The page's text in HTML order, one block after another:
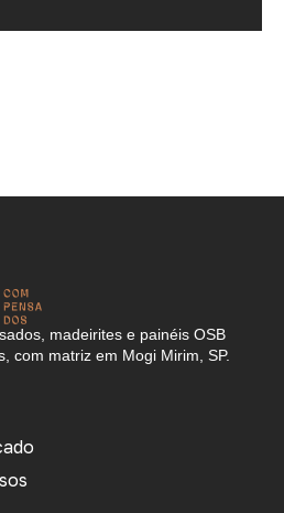
madeirites e painéis OSB
com matriz em Mogi Mirim, SP.